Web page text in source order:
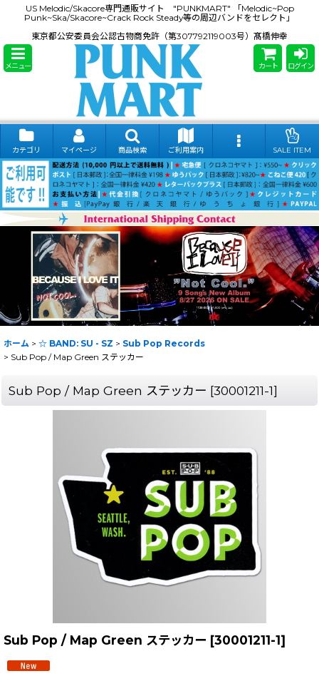
US Melodic/Skacore専門通販サイト "PUNKMART" 「Melodic~Pop
Punk~Ska/Skacore~Crack Rock Steady等の周辺バンドをセレクト」
東京都公安委員会公認古物商免許（第307792119003号）髙橋伸幸
メニュー カート ログイン
カテゴリ マイページ 商品検索 ご利用案内 SALE ITEM
ホーム > ☆ BAND: SU - SZ > Sub Pop Records
> Sub Pop / Map Green ステッカー
Sub Pop / Map Green ステッカー [30001211-1]
Sub Pop / Map Green ステッカー [30001211-1]